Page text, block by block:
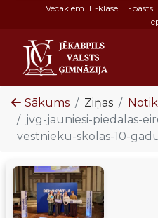
Vecākiem E-klase E-pasts
Sākums Ziņas
jvg-jauniesi-piedalas-
vestnieku-skolas-10-